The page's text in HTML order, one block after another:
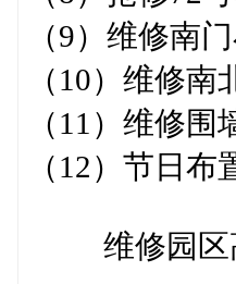
（9）维修南
（10）维修南
（11）维修围
（12）节日布
维修园